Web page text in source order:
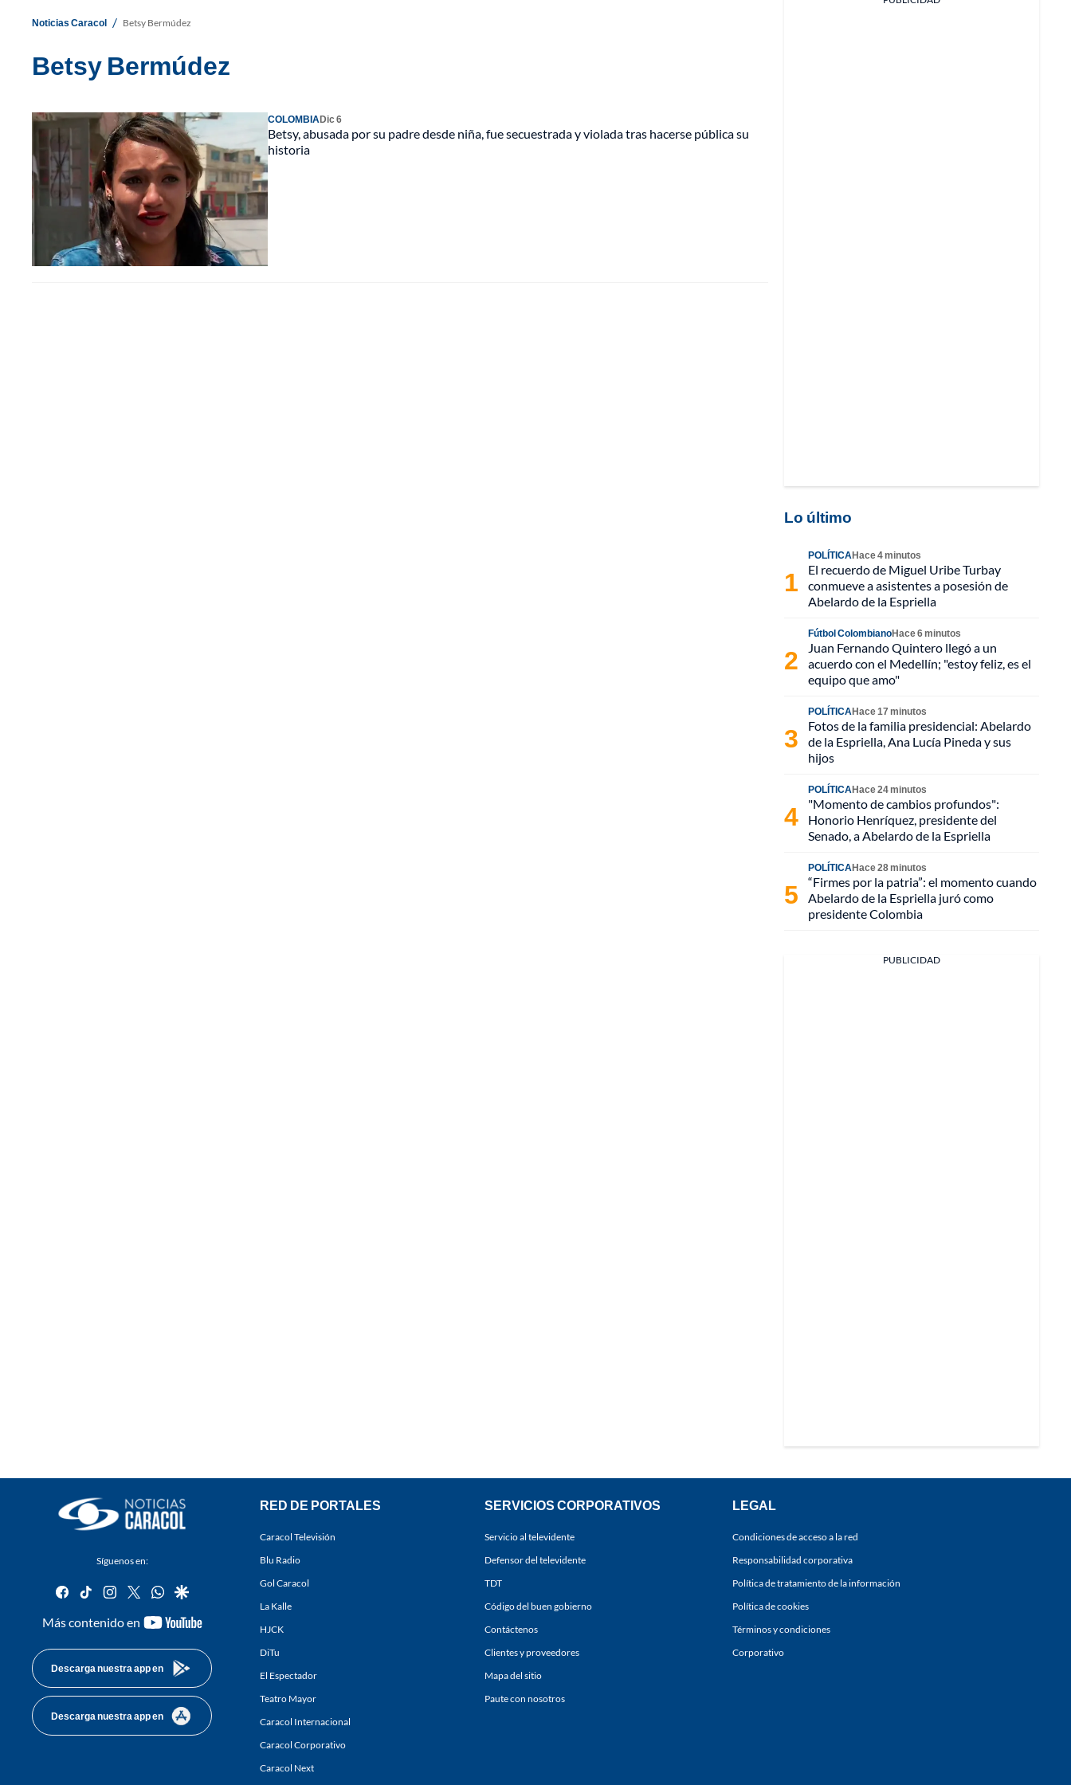
Noticias Caracol / Betsy Bermúdez
Betsy Bermúdez
COLOMBIADic 6
Betsy, abusada por su padre desde niña, fue secuestrada y violada tras hacerse pública su
historia
Lo último
POLÍTICAHace 4 minutos
El recuerdo de Miguel Uribe Turbay
conmueve a asistentes a posesión de
Abelardo de la Espriella
Fútbol ColombianoHace 6 minutos
Juan Fernando Quintero llegó a un
acuerdo con el Medellín; "estoy feliz, es el
equipo que amo"
POLÍTICAHace 17 minutos
Fotos de la familia presidencial: Abelardo
de la Espriella, Ana Lucía Pineda y sus
hijos
POLÍTICAHace 24 minutos
"Momento de cambios profundos":
Honorio Henríquez, presidente del
Senado, a Abelardo de la Espriella
POLÍTICAHace 28 minutos
“Firmes por la patria”: el momento cuando
Abelardo de la Espriella juró como
presidente Colombia
PUBLICIDAD
Síguenos en:
facebook
tiktok instagram
twitterwhatsapp
google
Más contenido en
youtube-
Descarga nuestra app en
Descarga nuestra app en
RED DE PORTALES
Caracol Televisión
Blu Radio
Gol Caracol
La Kalle
HJCK
DiTu
El Espectador
Teatro Mayor
Caracol Internacional
Caracol Corporativo
Caracol Next
SERVICIOS CORPORATIVOS
Servicio al televidente
Defensor del televidente
TDT
Código del buen gobierno
Contáctenos
Clientes y proveedores
Mapa del sitio
Paute con nosotros
LEGAL
Condiciones de acceso a la red
Responsabilidad corporativa
Política de tratamiento de la información
Política de cookies
Términos y condiciones
Corporativo